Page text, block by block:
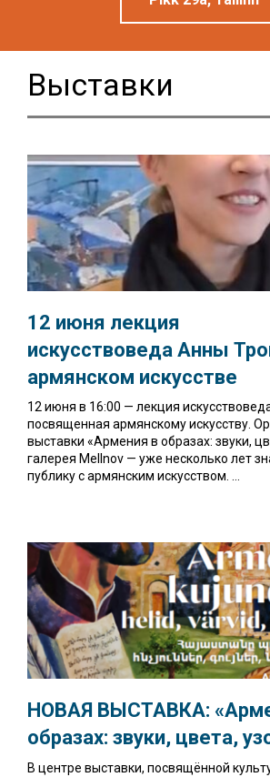
Выставки
12 июня лекция
искусствоведа Анны
армянском искусстве
12 июня в 16:00 — лекция
посвященная армянскому искусству.
выставки «Армения в образах: звуки,
галерея Mellnov — уже несколько лет
публику с армянским искусством. ...
НОВАЯ ВЫСТАВКА:
образах: звуки, цвета,
В центре выставки, посвящённой